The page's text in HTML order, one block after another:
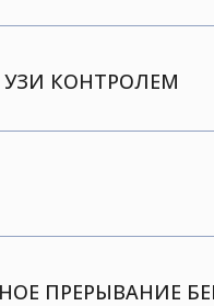
УЗИ КОНТРОЛЕМ
ПРЕРЫВАНИЕ